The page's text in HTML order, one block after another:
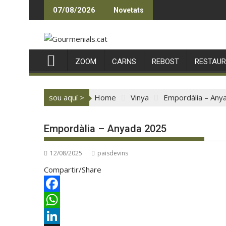
to
07/08/2026 Novetats
ZOOM CARNS REBOST
sou aquí > Home Vinya Empordàlia –
Empordàlia – Anyada 2025
12/08/2025 paisdevins
Compartir/Share
F
aW